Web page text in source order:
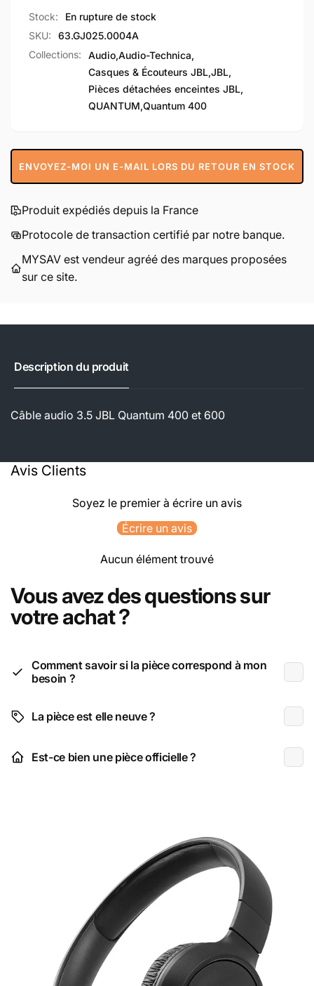
Stock:
En rupture de stock
SKU:
63.GJ025.0004A
Collections:
Audio,Audio-Technica,
Casques & Écouteurs JBL,JBL,
Pièces détachées enceintes JBL,
QUANTUM,Quantum 400
ENVOYEZ-MOI UN E-MAIL LORS DU RETOUR EN STOCK
Produit expédiés depuis la France
Protocole de transaction certifié par notre banque.
MYSAV est vendeur agréé des marques proposées
sur ce site.
Description du produit
Câble audio 3.5 JBL Quantum 400 et 600
Avis Clients
Soyez le premier à écrire un avis
Écrire un avis
Aucun élément trouvé
Vous avez des questions sur
votre achat ?
Comment savoir si la pièce correspond à mon
besoin ?
La pièce est elle neuve ?
Est-ce bien une pièce officielle ?